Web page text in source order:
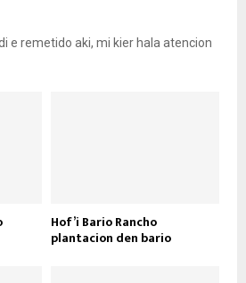
e remetido aki, mi kier hala atencion
Hof’i Bario Rancho
plantacion den bario